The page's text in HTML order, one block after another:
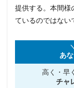
提供する。本間様
ているのではない
あ
高く・早
チャ